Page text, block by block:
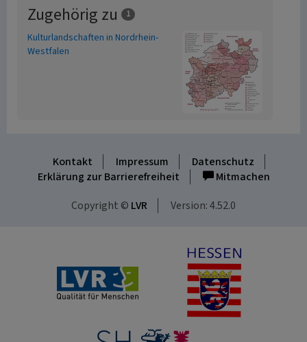
Zugehörig zu 1
Kulturlandschaften in Nordrhein-
Westfalen
Kontakt Impressum
Datenschutz
Erklärung zur Barrierefreiheit
Mitmachen
Copyright © LVR Version: 4.52.0